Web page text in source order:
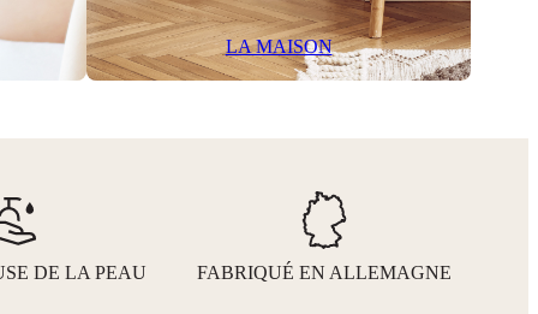
LA MAISON
DE LA PEAU FABRIQUÉ EN ALLEMAGNE